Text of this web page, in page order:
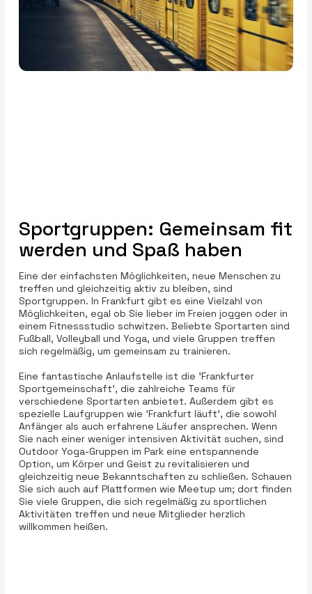
Sportgruppen: Gemeinsam fit
werden und Spaß haben
Eine der einfachsten Möglichkeiten, neue Menschen zu
treffen und gleichzeitig aktiv zu bleiben, sind
Sportgruppen. In Frankfurt gibt es eine Vielzahl von
Möglichkeiten, egal ob Sie lieber im Freien joggen oder in
einem Fitnessstudio schwitzen. Beliebte Sportarten sind
Fußball, Volleyball und Yoga, und viele Gruppen treffen
sich regelmäßig, um gemeinsam zu trainieren.
Eine fantastische Anlaufstelle ist die 'Frankfurter
Sportgemeinschaft', die zahlreiche Teams für
verschiedene Sportarten anbietet. Außerdem gibt es
spezielle Laufgruppen wie 'Frankfurt läuft', die sowohl
Anfänger als auch erfahrene Läufer ansprechen. Wenn
Sie nach einer weniger intensiven Aktivität suchen, sind
Outdoor Yoga-Gruppen im Park eine entspannende
Option, um Körper und Geist zu revitalisieren und
gleichzeitig neue Bekanntschaften zu schließen. Schauen
Sie sich auch auf Plattformen wie Meetup um; dort finden
Sie viele Gruppen, die sich regelmäßig zu sportlichen
Aktivitäten treffen und neue Mitglieder herzlich
willkommen heißen.